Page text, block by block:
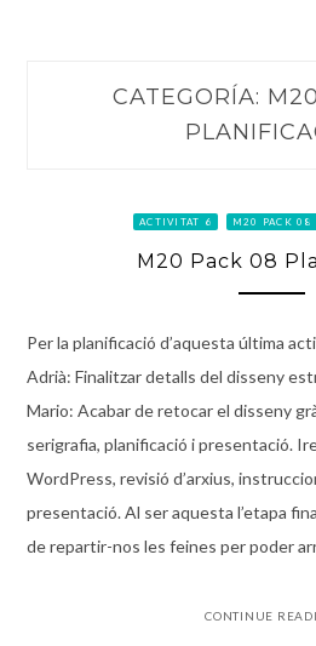
CATEGORÍA:
ACTIVITAT 6 M20 PACK 08
M20 Pack 08
Per la planificació d’aquesta última
Adrià: Finalitzar detalls del disseny
Mario: Acabar de retocar el disseny
serigrafia, planificació i presentació.
WordPress, revisió d’arxius,
presentació. Al ser aquesta l’etapa
de repartir-nos les feines per poder
CONTINUE